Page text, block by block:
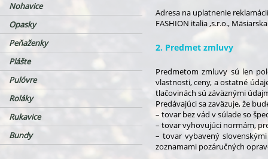
Nohavice
Opasky
Peňaženky
Plášte
Pulóvre
Roláky
Rukavice
Bundy
Adresa na uplatnenie
FASHION italia ,s.r.o.,
2. Predmet zmluvy
Predmetom zmluvy sú len
vlastnosti, ceny, a ostatné
tlačovinách sú záväznými
Predávajúci sa zaväzuje, že
– tovar bez vád v súlade so
– tovar vyhovujúci normám,
– tovar vybavený
zoznamami pozáručných